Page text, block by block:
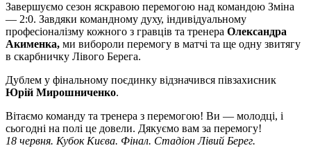
Завершуємо сезон яскравою перемогою над командою Зміна
— 2:0. Завдяки командному духу, індивідуальному
професіоналізму кожного з гравців та тренера Олександра
Акименка, ми вибороли перемогу в матчі та ще одну звитягу
в скарбничку Лівого Берега.
Дублем у фінальному поєдинку відзначився півзахисник
Юрій Мирошниченко.
Вітаємо команду та тренера з перемогою! Ви — молодці, і
сьогодні на полі це довели. Дякуємо вам за перемогу!
18 червня. Кубок Києва. Фінал. Стадіон Лівий Берег.